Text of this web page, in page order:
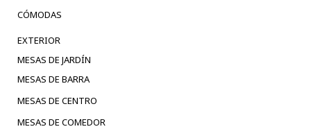
CÓMODAS
EXTERIOR
MESAS DE JARDÍN
MESAS DE BARRA
MESAS DE CENTRO
MESAS DE COMEDOR